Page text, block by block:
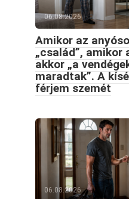
06.08.2026
Amikor az
„család”, amikor
akkor „a
maradtak”. A
férjem szemét
06.08.2026